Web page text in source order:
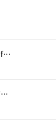
エンパイア・ステイト・オブ・マインド(feat.アリシア・キーズ)
ラヴ・ザ・ウェイ・ユー・ライFEAT.リアーナ